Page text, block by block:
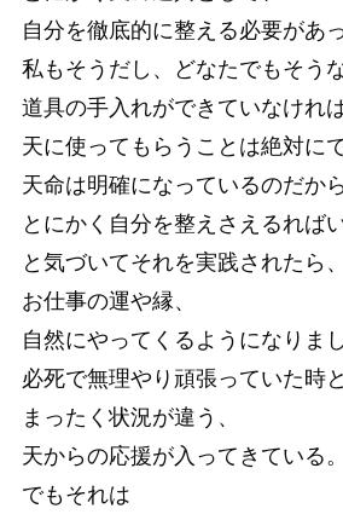
自分を徹底的に整える必要があ
私もそうだし、どなたでもそう
道具の手入れができていなければ
天に使ってもらうことは絶対に
天命は明確になっているのだから
とにかく自分を整えさえるればい
と気づいてそれを実践されたら、
お仕事の運や縁、
自然にやってくるようになりまし
必死で無理やり頑張っていた時と
まったく状況が違う、
天からの応援が入ってきている。
でもそれは